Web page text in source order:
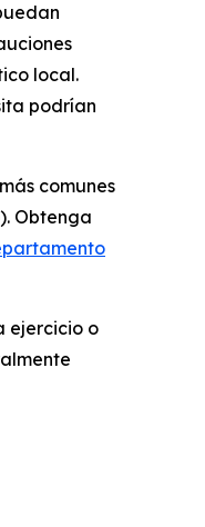
local.
podrían
comunes
Obtenga
ejercicio o